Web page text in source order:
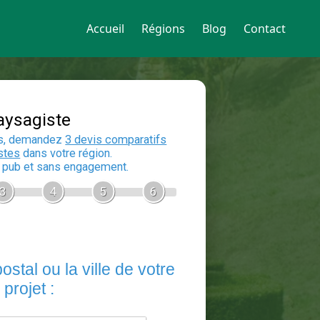
Accueil Régions Blog Contact
Devis Paysagiste
En 5 minutes, demandez
auxpaysagistesdans votre région.
Gratuit, sans pub et sans engagement.